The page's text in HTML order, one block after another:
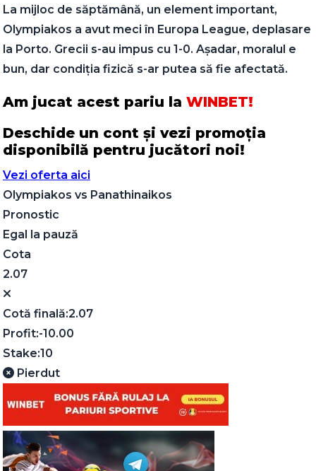
La mijloc de săptămână, un element important,
Olympiakos a avut meci în Europa League, deplasare
la Porto. Grecii s-au impus cu 1-0. Așadar, moralul e
bun, dar condiția fizică s-ar putea să fie afectată.
Am jucat acest pariu la WINBET!
Deschide un cont și vezi promoția
disponibilă pentru jucători noi!
Vezi oferta aici
Olympiakos vs Panathinaikos
Pronostic
Egal la pauză
Cota
2.07
Cotă finală:2.07
Profit:-10.00
Stake:10
Pierdut